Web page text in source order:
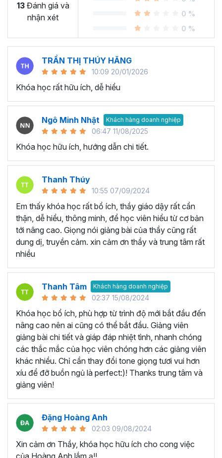
Sheet?
rất nhiều. Thay vì gần như chỉ sử dụng
chuyển dịch nhiều sang các công cụ online và có khả
trình bảng tính trực tuyến phổ biến nhất cung cấp các giải
pháp mà nhiều công ty sử dụng được phát hành bởi
Google.
Tại sao tham gia khóa học
Google Sheet của Gitiho?
Khóa học Google Sheets thực hành cầm tay chỉ việc từ
cơ bản đến nâng cao giúp bạn tiếp thu và ứng dụng kiến
nhanh chóng và tiện lợi nhất bởi giảng viên dày dặn kinh
nghiệm.
Khóa Google Sheets bao gồm5 Chương, 45 bài giảng,
8h 48m giờ
đi từ phần kiến thức căn bản, các thao tác cơ
dụng kết hợp các hàm đểphân tích dữ liệuvà lập bản báo
cáo trên Google trang tính.
Bạn sẽ nắm vững các công thức mới và tìm hiểu chức
năng mới để có thể tìm ra những cách tốt hơn để thiết lập
bảng tính hiện có của mình. Khóa học Google Sheets
online này có rất nhiều ví dụ thực tế trong công việc, giúp
bạn hình thành tư duy xử lý vấn đề với Google Sheet.
Khóa học Google Sheet này
dành cho ai?
trong công việc, thì khóa học này hoàn toàn phù hợp với
bạn. Đặc biệt là với:
Người mới bắt đầu sử dụng Google Sheet, hoặc sử
13Đánh giá và
nhận xét
0 %
0 %
TRẦN THỊ THÚY HĂNG
10:09 20/01/2026
Khóa học rất hữu ích, dễ hiểu
Ngô Minh Nhật Khách hàng doanh nghiệp
06:47 11/08/2025
Khóa học hữu ích, hướng dẫn chi tiết.
Thanh Thúy
10:55 07/09/2024
Em thấy khóa học rất bổ ích, thầy giáo dậy rất cẩn
thận, dễ hiểu, thông minh, để học viên hiểu từ cơ bản
tới nâng cao. Giọng nói giảng bài của thầy cũng rất
dung dị, truyền cảm. xin cảm ơn thầy và trung tâm rất
nhiều
Thanh Tâm Khách hàng doanh nghiệp
02:37 15/08/2024
Khóa học bổ ích, phù hợp từ trình độ mới bắt đầu đến
nâng cao nên ai cũng có thể bắt đầu. Giảng viên
giảng bài chi tiết và giáp đáp nhiệt tình, nhanh chóng
các thắc mắc của học viên chóng hơn các giảng viên
khác nhiều. Chỉ cần thay đổi tone giọng tươi vui hơn
xíu để đỡ buồn ngủ là perfect:)! Thanks trung tâm và
giảng viên!
Đặng Hoàng Anh
02:03 09/08/2024
Xin cảm ơn Thầy, khóa học hữu ích cho cong việc